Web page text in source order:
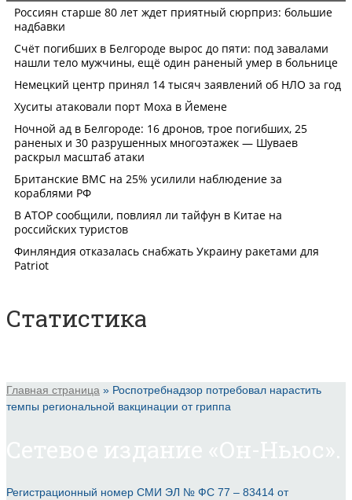
Статистика
Главная страница » Роспотребнадзор потребовал нарастить
темпы региональной вакцинации от гриппа
Регистрационный номер СМИ ЭЛ № ФС 77 – 83414 от